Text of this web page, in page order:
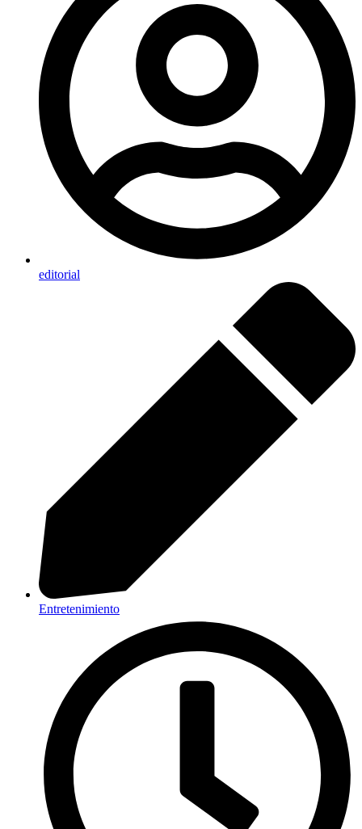
editorial
Entretenimiento